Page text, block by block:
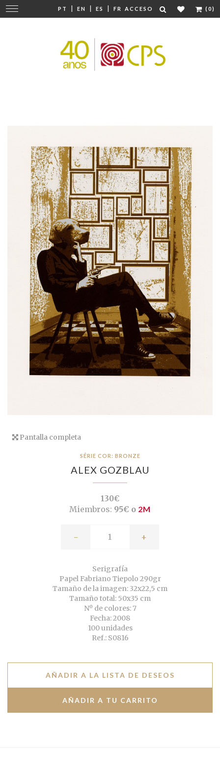
PT | EN | ES | FR ACCESO (0)
Cambiar
navegación
Pantalla completa
SÉRIE COR: BRONZE
ALEX GOZBLAU
130€
Miembros: 95€ o 2M
- +
Serigrafía
Papel Fabriano Tiepolo 290gr
Tamaño de la imagen: 32x22,5 cm
Tamaño total: 50x35 cm
Nº de colores: 7
Fecha: 2008
100 unidades
Ref.: S0816
AÑADIR A LA LISTA DE DESEOS